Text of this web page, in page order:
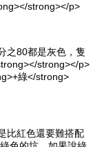
strong></p>
之80都是灰色，隻
strong></p>
綠</strong>
比紅色還要難搭配